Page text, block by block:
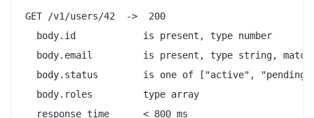
GET /v1/users/42  ->  200
  body.id            is present, type number
body.email         is present, type string,
body.status        is one of ["active",
  body.roles         type array